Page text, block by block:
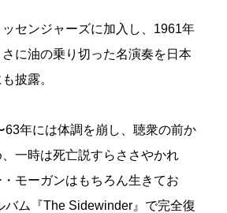
センジャーズに加入し、1961年
に油の乗り切った名演奏を日本
披露。
63年には体調を崩し、聴衆の前か
一時は死亡説すらささやかれ
モーガンはもちろん生きてお
バム『The Sidewinder』で完全復